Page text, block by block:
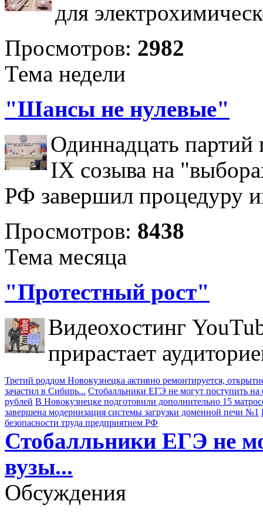
для
Просмотров: 2982
Тема недели
"Шансы не нулевые"
Одиннадцать партий
IX созыва на
РФ завершил процедуру
Просмотров: 8438
Тема месяца
"Протестный рост"
Видеохостинг
прирастает
Третий роддом Новокузнецка активно ремонтируется,
зачастил в Сибирь... Стобалльники ЕГЭ не могут поступить
рублей В Новокузнецке подготовили дополнительно 15
завершена модернизация системы загрузки доменной печи №1
безопасности труда предприятием РФ
Стобалльники ЕГЭ не
вузы...
Обсуждения